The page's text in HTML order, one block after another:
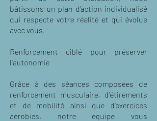
bâtissons un plan d’action individualisé
qui respecte votre réalité et qui évolue
avec vous.
Renforcement ciblé pour préserver
l'autonomie
Grâce à des séances composées de
renforcement musculaire, d’étirements
et de mobilité ainsi que d’exercices
aérobies, notre équipe vous